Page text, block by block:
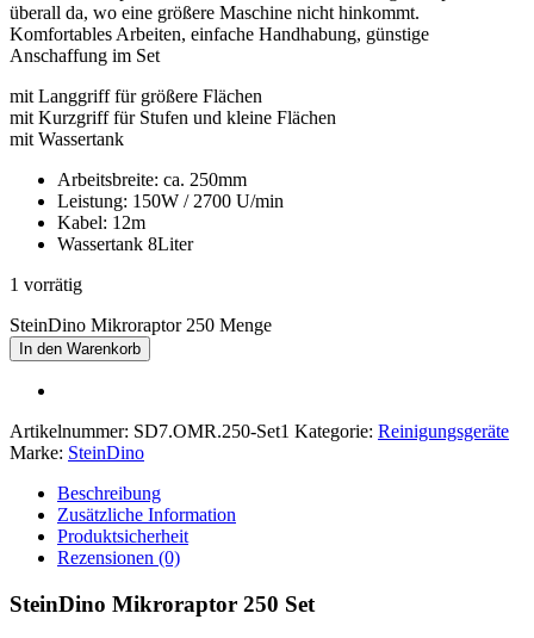
überall da, wo eine größere Maschine nicht hinkommt.
Komfortables Arbeiten, einfache Handhabung, günstige
Anschaffung im Set
mit Langgriff für größere Flächen
mit Kurzgriff für Stufen und kleine Flächen
mit Wassertank
Arbeitsbreite: ca. 250mm
Leistung: 150W / 2700 U/min
Kabel: 12m
Wassertank 8Liter
1 vorrätig
SteinDino Mikroraptor 250 Menge
In den Warenkorb
Artikelnummer: SD7.OMR.250-Set1 Kategorie: Reinigungsgeräte
Marke: SteinDino
Beschreibung
Zusätzliche Information
Produktsicherheit
Rezensionen (0)
SteinDino Mikroraptor 250 Set